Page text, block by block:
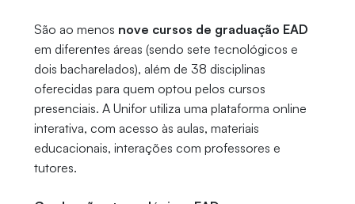
São ao menos nove cursos de graduação EAD
em diferentes áreas (sendo sete tecnológicos e
dois bacharelados), além de 38 disciplinas
oferecidas para quem optou pelos cursos
presenciais. A Unifor utiliza uma plataforma online
interativa, com acesso às aulas, materiais
educacionais, interações com professores e
tutores.